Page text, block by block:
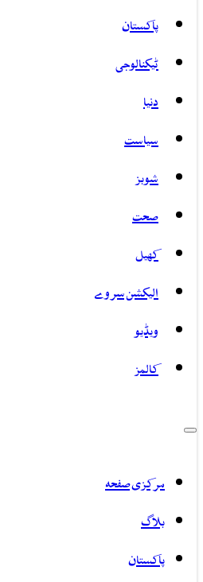
پاکستان
ٹیکنالوجی
دنیا
سیاست
شوبز
صحت
کھیل
الیکشن سروے
ویڈیو
کالمز
مرکزی صفحہ
بلاگ
پاکستان